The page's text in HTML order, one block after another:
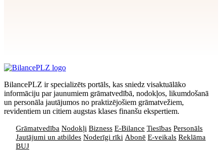
BilancePLZ ir specializēts portāls, kas sniedz visaktuālāko
informāciju par jaunumiem grāmatvedībā, nodokļos, likumdošanā
un personāla jautājumos no praktizējošiem grāmatvežiem,
revidentiem un citiem augstas klases finanšu ekspertiem.
Grāmatvedība Nodokļi Bizness E-Bilance Tiesības Personāls
Jautājumi un atbildes Noderīgi rīki Abonē E-veikals Reklāma
BUJ